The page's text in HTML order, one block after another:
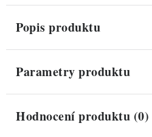
Popis produktu
Parametry produktu
Hodnocení produktu (0)